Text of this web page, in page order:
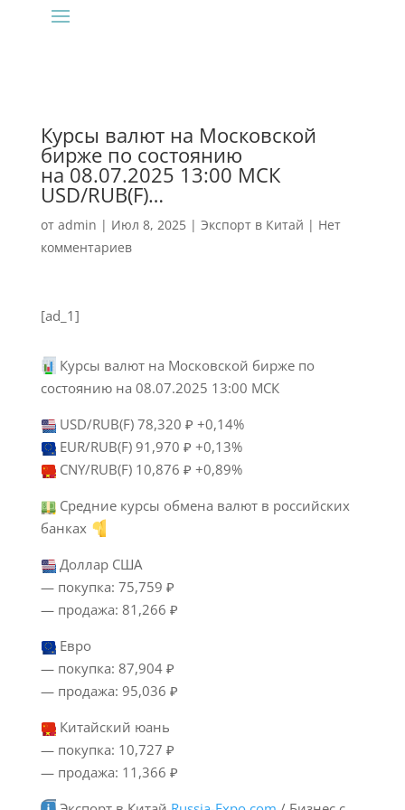
Курсы валют на Московской
бирже по состоянию
на 08.07.2025 13:00 МСК
USD/RUB(F)…
от admin | Июл 8, 2025| Экспорт в Китай | Нет
комментариев
[ad_1]
Курсы валют на Московской бирже по
состоянию на 08.07.2025 13:00 МСК
USD/RUB(F) 78,320 ₽ +0,14%
EUR/RUB(F) 91,970 ₽ +0,13%
CNY/RUB(F) 10,876 ₽ +0,89%
Средние курсы обмена валют в российских
банках
Доллар США
— покупка: 75,759 ₽
— продажа: 81,266 ₽
Евро
— покупка: 87,904 ₽
— продажа: 95,036 ₽
Китайский юань
— покупка: 10,727 ₽
— продажа: 11,366 ₽